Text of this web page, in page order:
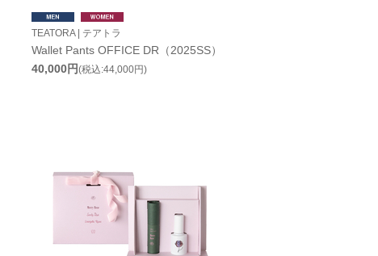
TEATORA | テアトラ
Wallet Pants OFFICE DR（2025SS）
40,000円(税込:44,000円)